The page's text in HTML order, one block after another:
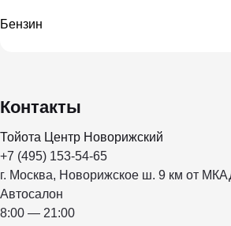
Бензин
Контакты
Тойота Центр Новорижский
+7 (495) 153-54-65
г. Москва, Новорижское ш. 9 км от
Автосалон
8:00 — 21:00